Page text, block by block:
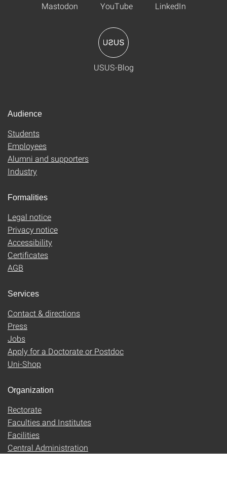
Mastodon YouTube LinkedIn
USUS-Blog
Audience
Students
Employees
Alumni and supporters
Industry
Formalities
Legal notice
Privacy notice
Accessibility
Certificates
AGB
Services
Contact & directions
Press
Jobs
Apply for a Doctorate or Postdoc
Uni-Shop
Organization
Rectorate
Faculties and Institutes
Facilities
Central Administration